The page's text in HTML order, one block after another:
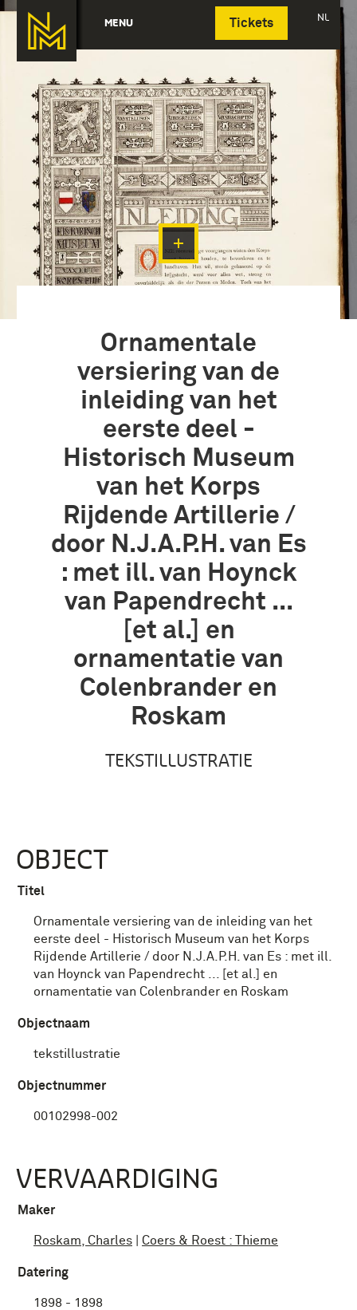
MENU Tickets NL
Deutsch
Ornamentale
versiering van de
inleiding van het
eerste deel -
Historisch Museum
van het Korps
Rijdende Artillerie /
door N.J.A.P.H. van Es
: met ill. van Hoynck
van Papendrecht ...
[et al.] en
ornamentatie van
Colenbrander en
Roskam
TEKSTILLUSTRATIE
OBJECT
Titel
Ornamentale versiering van de inleiding van het
eerste deel - Historisch Museum van het Korps
Rijdende Artillerie / door N.J.A.P.H. van Es : met ill.
van Hoynck van Papendrecht ... [et al.] en
ornamentatie van Colenbrander en Roskam
Objectnaam
tekstillustratie
Objectnummer
00102998-002
VERVAARDIGING
Maker
Roskam, Charles Coers & Roest : Thieme
Datering
1898 - 1898